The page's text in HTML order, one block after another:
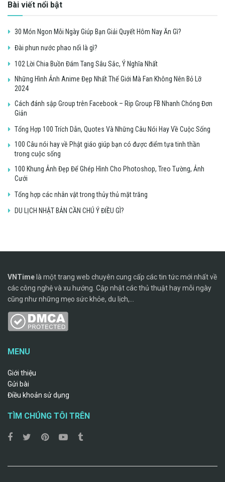
Bài viết nổi bật
30 Món Ngon Mỗi Ngày Giúp Bạn Giải Quyết Hôm Nay Ăn Gì?
Đài phun nước phao nổi là gì?
102 Lời Chia Buồn Đám Tang Sâu Sắc, Ý Nghĩa Nhất
Những Hình Ảnh Anime Đẹp Nhất Thế Giới Mà Fan Không Nên Bỏ Lỡ
2024
Cách đánh sập Group trên Facebook – Rip Group FB Nhanh Chóng Đơn
Giản
Tổng Hợp 100 Trích Dẫn, Quotes Và Những Câu Nói Hay Về Cuộc Sống
100 Câu nói hay về Phật giáo giúp bạn có được điểm tựa tinh thần
trong cuộc sống
100 Khung Ảnh Đẹp Để Ghép Hình Cho Photoshop, Treo Tường, Ảnh
Cưới
Tổng hợp các nhân vật trong thủy thủ mặt trăng
DU LỊCH NHẬT BẢN CẦN CHÚ Ý ĐIỀU GÌ?
VNTime là một trang web chuyên cung cấp các tin tức mới nhất về
các công nghệ và xu hướng. Cập nhật các thủ thuật hay mỗi ngày
cũng như những mẹo sức khỏe, du lịch,...
MENU
Giới thiệu
Gửi bài
Điều khoản sử dụng
TÌM CHÚNG TÔI TRÊN